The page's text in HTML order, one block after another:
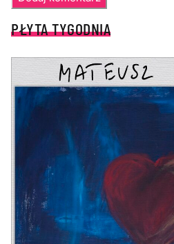
PŁYTA TYGODNIA